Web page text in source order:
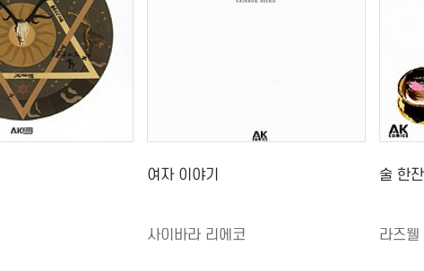
여자 이야기
사이바라 리에코
술 한
라즈웰